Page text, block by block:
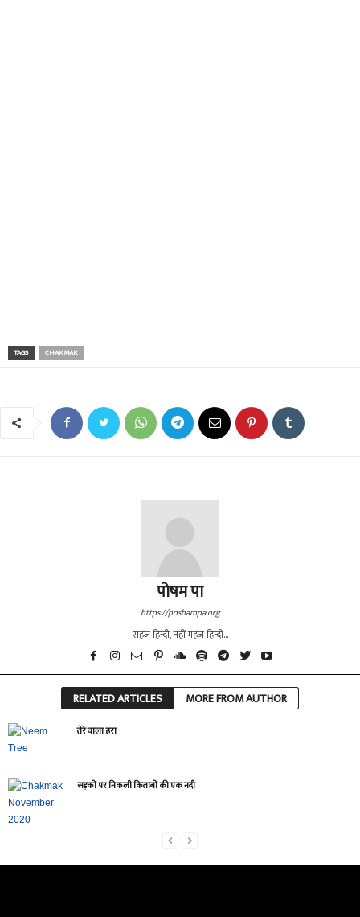
TAGS CHAKMAK
पोषम पा
https://poshampa.org
सहज हिन्दी, नहीं महज़ हिन्दी...
RELATED ARTICLES MORE FROM AUTHOR
तेरे वाला हरा
सड़कों पर निकली किताबों की एक नदी